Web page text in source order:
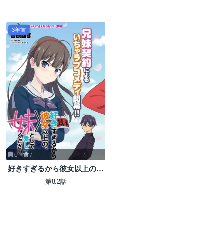
3年前
0 7
好きすぎるから彼女以上の、
妹として愛してください。
第8.2話